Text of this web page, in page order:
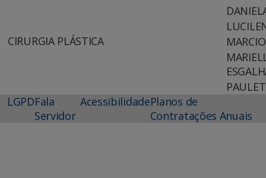
CIRURGIA PLÁSTICA
LGPDFala
Servidor
AcessibilidadePlanos de
Contratações Anuais